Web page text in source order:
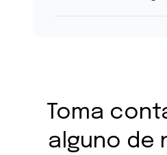
Toma
alguno de